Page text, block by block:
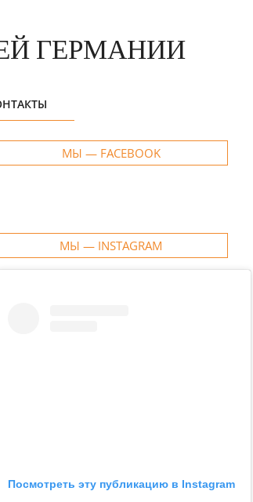
МЫ — FACEBOOK
МЫ — INSTAGRAM
Посмотреть эту публикацию в Instagram